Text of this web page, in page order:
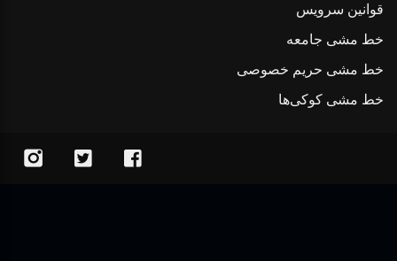
قوانین سرویس
خط مشی جامعه
خط مشی حریم خصوصی
خط مشی کوکی‌ها